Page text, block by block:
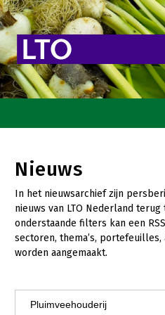
Toekomstvisie
Goed eten
Mooi groen
Sterk ondernemerschap
Nieuws
In het nieuwsarchief zijn
nieuws van LTO Nederland
onderstaande filters kan een
sectoren, thema’s,
worden aangemaakt.